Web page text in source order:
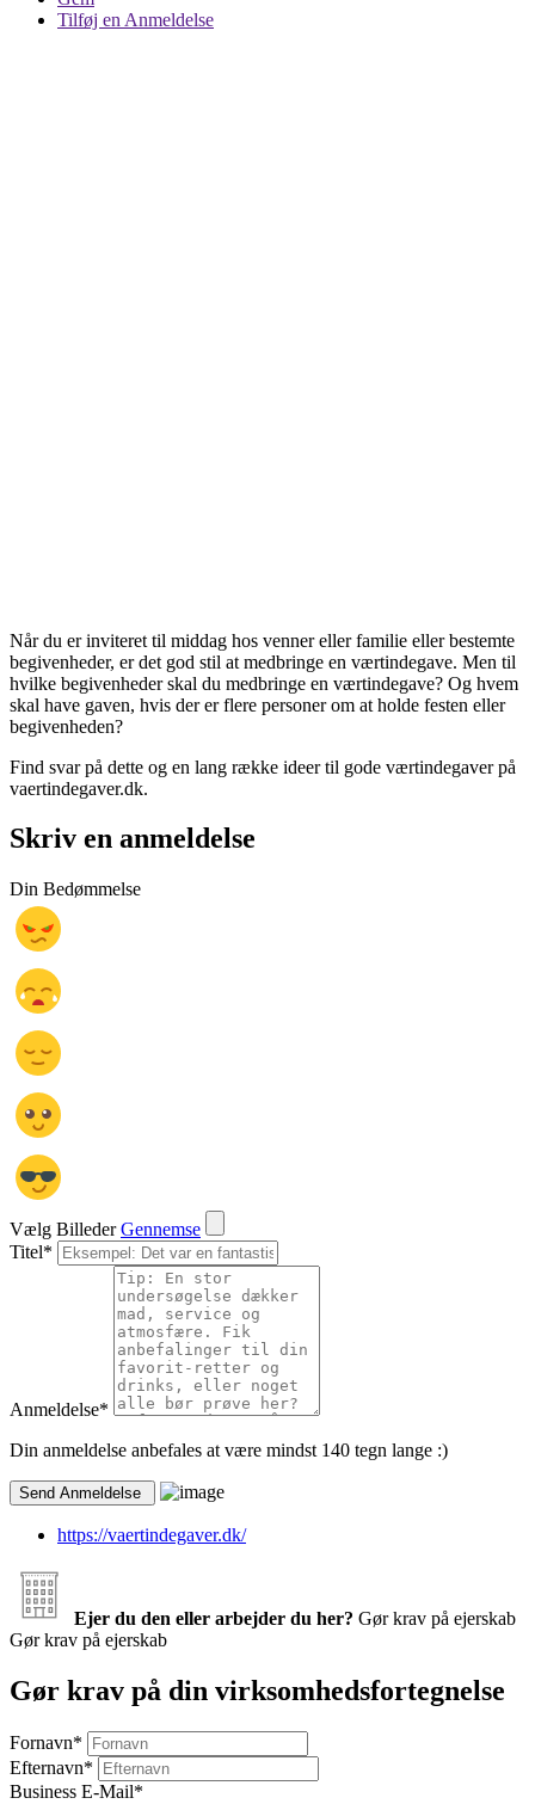
Tilføj en Anmeldelse
Når du er inviteret til middag hos venner eller familie eller bestemte
begivenheder, er det god stil at medbringe en værtindegave. Men til
hvilke begivenheder skal du medbringe en værtindegave? Og hvem
skal have gaven, hvis der er flere personer om at holde festen eller
begivenheden?
Find svar på dette og en lang række ideer til gode værtindegaver på
vaertindegaver.dk.
Skriv en anmeldelse
Din Bedømmelse
Vælg Billeder Gennemse
Titel*
Anmeldelse*
Din anmeldelse anbefales at være mindst 140 tegn lange :)
https://vaertindegaver.dk/
Ejer du den eller arbejder du her? Gør krav på ejerskab
Gør krav på ejerskab
Gør krav på din virksomhedsfortegnelse
Fornavn*
Efternavn*
Business E-Mail*